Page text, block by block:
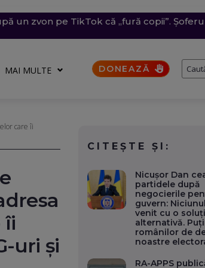
un zvon pe TikTok că „fură copii”.
la Cernavodă cu 4 cm. Unitatea 2
Ucraina cumpără rachete ATACMS.
în etape. Iată ce se întâmplă cu cererile
după 7 ore (Video). Când se vor vedea
MAI MULTE DONEAZĂ
care îi
îi
uri și
CITEȘTE ȘI:
Nicușor Dan
partidele după
negocierile
guvern:
venit cu o
alternativă.
românilor de
noastre
RA-APPS